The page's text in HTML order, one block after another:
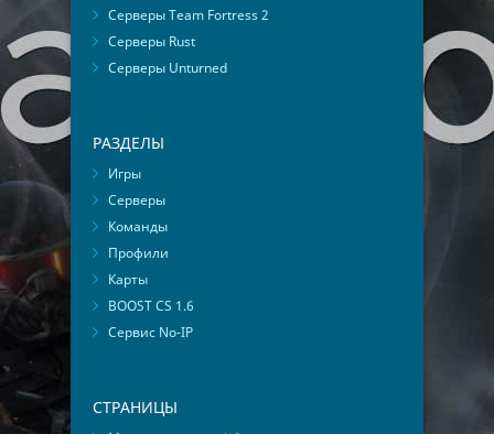
Серверы Team Fortress 2
Серверы Rust
Серверы Unturned
РАЗДЕЛЫ
Игры
Серверы
Команды
Профили
Карты
BOOST CS 1.6
Сервис No-IP
СТРАНИЦЫ